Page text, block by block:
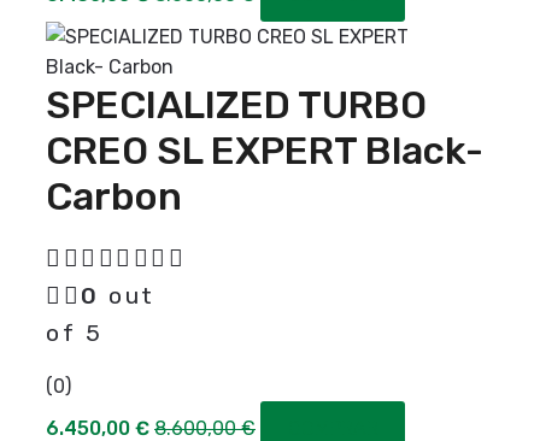
SPECIALIZED TURBO
CREO SL EXPERT Black-
Carbon
0 out
of 5
(0)
6.450,00 € 8.600,00€